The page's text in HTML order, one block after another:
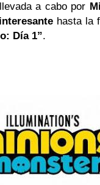
a cabo por
interesante hasta la
Día 1”.